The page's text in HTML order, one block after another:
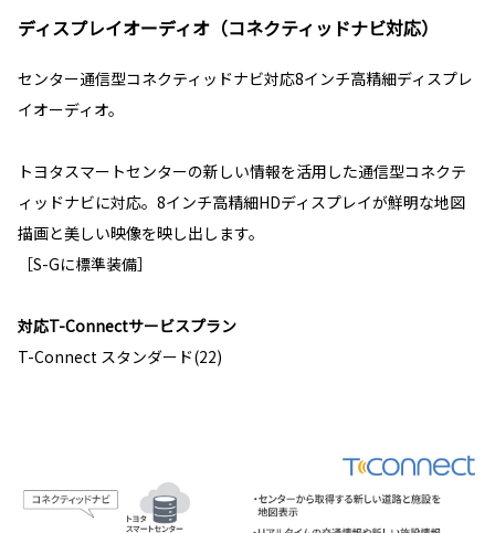
ディスプレイオーディオ（コネクティッドナビ対応）
センター通信型コネクティッドナビ対応8インチ高精細ディスプレ
イオーディオ。
トヨタスマートセンターの新しい情報を活用した通信型コネクテ
ィッドナビに対応。8インチ高精細HDディスプレイが鮮明な地図
描画と美しい映像を映し出します。
［S-Gに標準装備］
対応T-Connectサービスプラン
T-Connect スタンダード(22)